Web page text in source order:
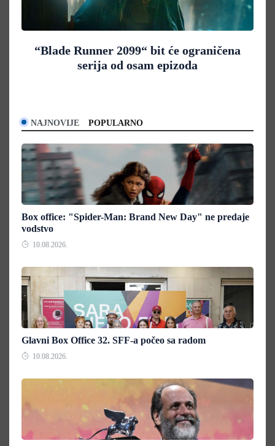
“Blade Runner 2099“ bit će ograničena
serija od osam epizoda
NAJNOVIJE POPULARNO
Box office: "Spider-Man: Brand New Day" ne predaje
vodstvo
10.08.2026.
Glavni Box Office 32. SFF-a počeo sa radom
10.08.2026.